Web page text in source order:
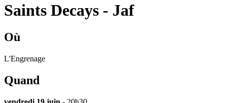
Saints Decays - Jaf
Où
L'Engrenage
Quand